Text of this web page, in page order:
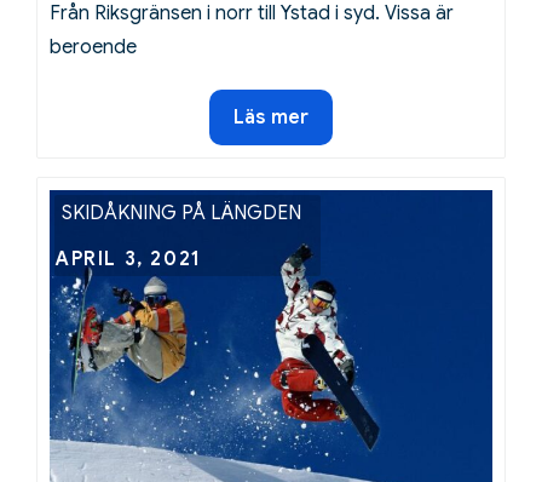
Från Riksgränsen i norr till Ystad i syd. Vissa är
beroende
Fina
anläggningar
i
Sverige
Läs mer
SKIDÅKNING PÅ LÄNGDEN
Posted
on
APRIL 3, 2021